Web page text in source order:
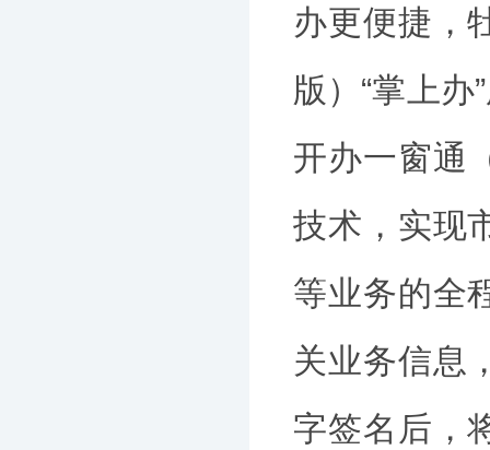
办更便捷，
版）“掌上
开办一窗通
技术，实现
等业务的全
关业务信息
字签名后，